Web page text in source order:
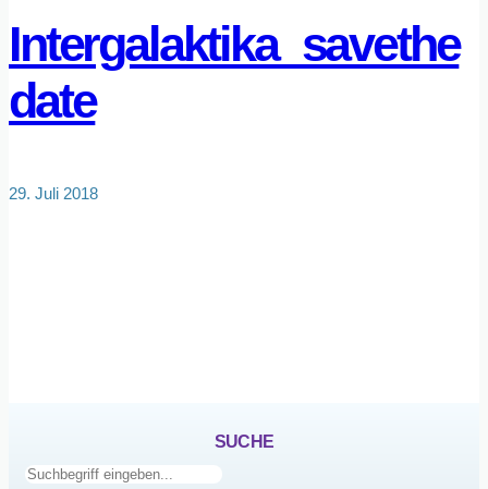
Intergalaktika_savethe
date
29. Juli 2018
SUCHE
Suchen